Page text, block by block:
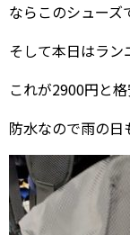
ならこのシューズ
そして本日はラン
これが2900円と
防水なので雨の日